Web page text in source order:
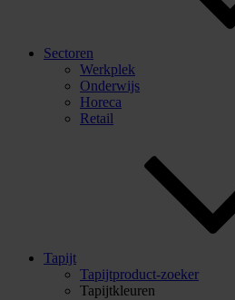
Sectoren
Werkplek
Onderwijs
Horeca
Retail
Tapijt
Tapijtproduct-zoeker
Tapijtkleuren